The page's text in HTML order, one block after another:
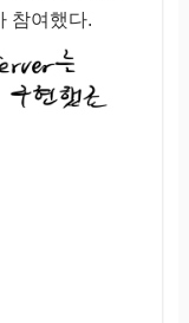
참여했다.